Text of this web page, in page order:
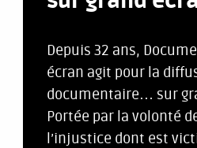
Portrait
Depuis 32 ans,
écran agit pour la
documentaire… sur
Portée par la volonté
l’injustice dont est